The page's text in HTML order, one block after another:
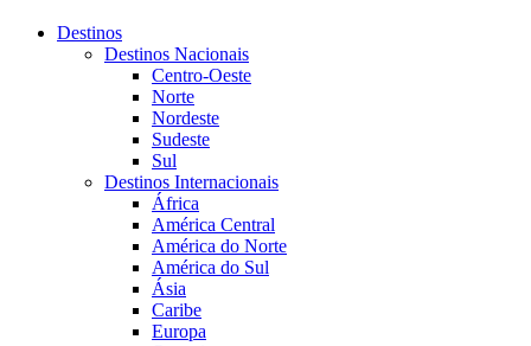
Destinos
Destinos Nacionais
Centro-Oeste
Norte
Nordeste
Sudeste
Sul
Destinos Internacionais
África
América Central
América do Norte
América do Sul
Ásia
Caribe
Europa